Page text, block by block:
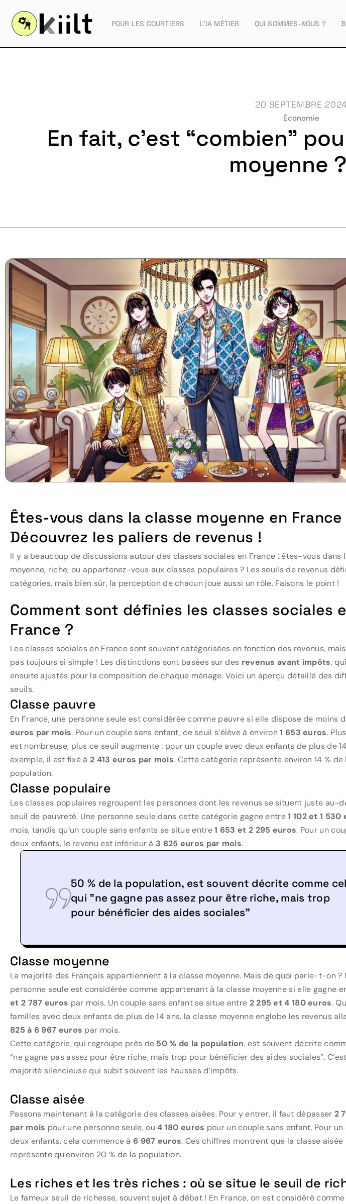
POUR LES COURTIERS L’IA MÉTIER QUI SOMMES-NOUS ?
20 SEPTEMBRE 2024
Économie
En fait, c’est “combien”
moyenne
Êtes-vous dans la classe moyenne en France
Découvrez les paliers de revenus !
Il y a beaucoup de discussions autour des classes sociales en France : êtes-vous dans
moyenne, riche, ou appartenez-vous aux classes populaires ? Les seuils de revenus
catégories, mais bien sûr, la perception de chacun joue aussi un rôle. Faisons le point !
Comment sont définies les classes sociales
France ?
Les classes sociales en France sont souvent catégorisées en fonction des revenus, mais
pas toujours si simple ! Les distinctions sont basées sur des revenus avant impôts,
ensuite ajustés pour la composition de chaque ménage. Voici un aperçu détaillé des
seuils.
Classe pauvre
En France, une personne seule est considérée comme pauvre si elle dispose de moins
euros par mois. Pour un couple sans enfant, ce seuil s’élève à environ1 653 euros.
est nombreuse, plus ce seuil augmente : pour un couple avec deux enfants de plus de
exemple, il est fixé à 2 413 euros par mois. Cette catégorie représente environ 14 % de
population.
Classe populaire
Les classes populaires regroupent les personnes dont les revenus se situent juste au-
seuil de pauvreté. Une personne seule dans cette catégorie gagne entre1 102 et 1 530
mois, tandis qu’un couple sans enfants se situe entre1 653 et 2 295 euros. Pour un
deux enfants, le revenu est inférieur à 3 825 euros par mois.
50 % de la population, est souvent décrite comme
qui "ne gagne pas assez pour être riche, mais trop
pour bénéficier des aides sociales"
Classe moyenne
La majorité des Français appartiennent à la classe moyenne. Mais de quoi parle-t-on ?
personne seule est considérée comme appartenant à la classe moyenne si elle gagne
et 2 787 euros par mois. Un couple sans enfant se situe entre 2 295 et 4 180 euros.
familles avec deux enfants de plus de 14 ans, la classe moyenne englobe les revenus
825 à 6 967 euros par mois.
Cette catégorie, qui regroupe près de 50 % de la population, est souvent décrite
“ne gagne pas assez pour être riche, mais trop pour bénéficier des aides sociales”.
majorité silencieuse qui subit souvent les hausses d’impôts.
Classe aisée
Passons maintenant à la catégorie des classes aisées. Pour y entrer, il faut dépasser 2
par mois pour une personne seule, ou4 180 euros pour un couple sans enfant. Pour
deux enfants, cela commence à6 967 euros. Ces chiffres montrent que la classe aisée
représente qu’environ 20 % de la population.
Les riches et les très riches : où se situe le seuil de
Le fameux seuil de richesse, souvent sujet à débat ! En France, on est considéré comme